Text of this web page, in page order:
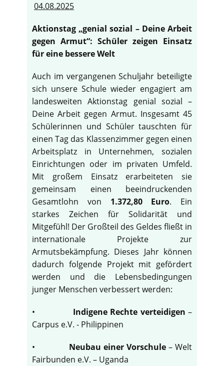
04.08.2025
Aktionstag „genial sozial – Deine Arbeit
gegen Armut“: Schüler zeigen Einsatz
für eine bessere Welt
Auch im vergangenen Schuljahr beteiligte
sich unsere Schule wieder engagiert am
landesweiten Aktionstag genial sozial –
Deine Arbeit gegen Armut. Insgesamt 45
Schülerinnen und Schüler tauschten für
einen Tag das Klassenzimmer gegen einen
Arbeitsplatz in Unternehmen, sozialen
Einrichtungen oder im privaten Umfeld.
Mit großem Einsatz erarbeiteten sie
gemeinsam einen beeindruckenden
Gesamtlohn von 1.372,80 Euro. Ein
starkes Zeichen für Solidarität und
Mitgefühl! Der Großteil des Geldes fließt in
internationale Projekte zur
Armutsbekämpfung. Dieses Jahr können
dadurch folgende Projekt mit gefördert
werden und die Lebensbedingungen
junger Menschen verbessert werden:
• Indigene Rechte verteidigen –
Carpus e.V. - Philippinen
• Neubau einer Vorschule – Welt
Fairbunden e.V. – Uganda